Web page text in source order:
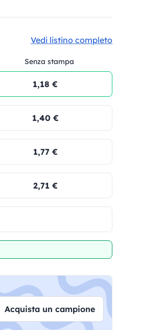
Vedi listino completo
Senza stampa
1,18 €
1,40 €
1,77 €
2,71 €
Acquista un campione